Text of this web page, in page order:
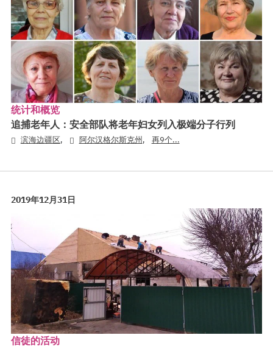
统计和概览
追捕老年人：安全部队将老年妇女列入极端分子行列
滨海边疆区, 阿尔汉格尔斯克州, 再9个...
2019年12月31日
信徒的活动